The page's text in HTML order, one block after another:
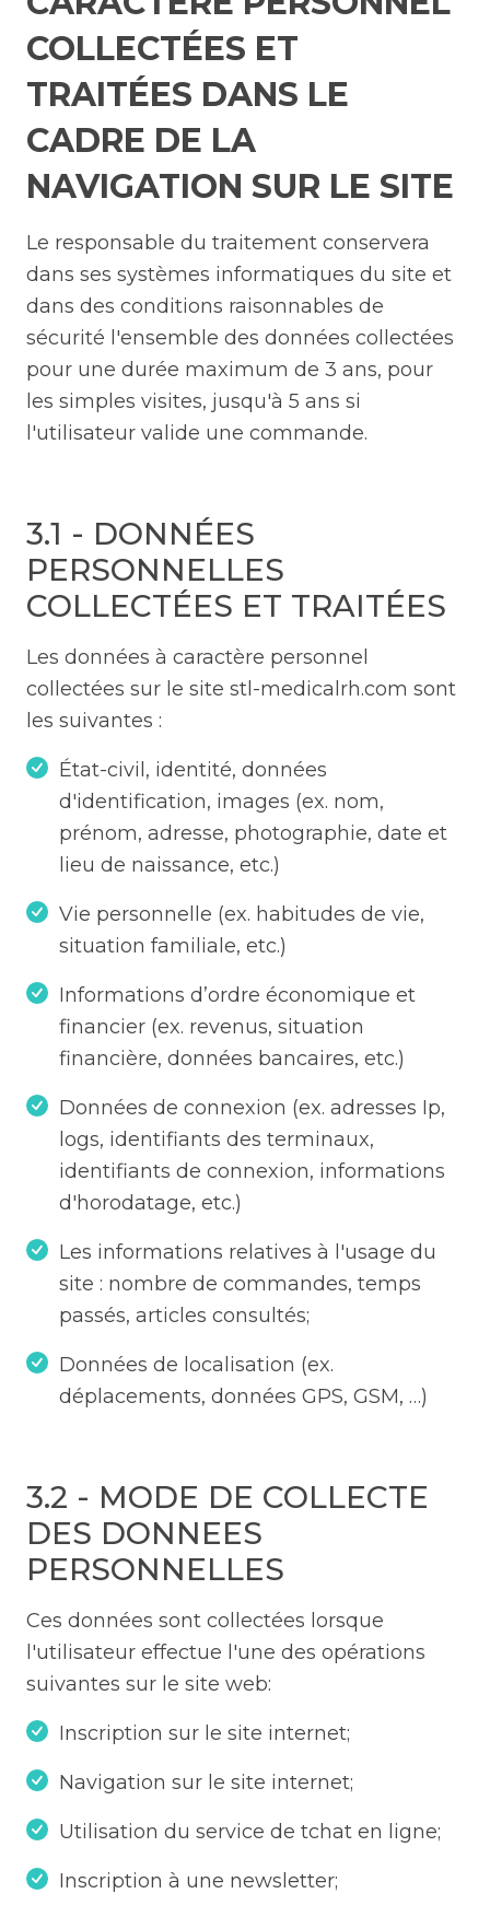
COLLECTÉES ET
TRAITÉES DANS LE
CADRE DE LA
NAVIGATION SUR LE SITE
Le responsable du traitement conservera
dans ses systèmes informatiques du site et
dans des conditions raisonnables de
sécurité l'ensemble des données collectées
pour une durée maximum de 3 ans, pour
les simples visites, jusqu'à 5 ans si
l'utilisateur valide une commande.
3.1 - DONNÉES
PERSONNELLES
COLLECTÉES ET TRAITÉES
Les données à caractère personnel
collectées sur le site stl-medicalrh.com sont
les suivantes :
État-civil, identité, données
d'identification, images (ex. nom,
prénom, adresse, photographie, date et
lieu de naissance, etc.)
Vie personnelle (ex. habitudes de vie,
situation familiale, etc.)
Informations d’ordre économique et
financier (ex. revenus, situation
financière, données bancaires, etc.)
Données de connexion (ex. adresses Ip,
logs, identifiants des terminaux,
identifiants de connexion, informations
d'horodatage, etc.)
Les informations relatives à l'usage du
site : nombre de commandes, temps
passés, articles consultés;
Données de localisation (ex.
déplacements, données GPS, GSM, …)
3.2 - MODE DE COLLECTE
DES DONNEES
PERSONNELLES
Ces données sont collectées lorsque
l'utilisateur effectue l'une des opérations
suivantes sur le site web:
Inscription sur le site internet;
Navigation sur le site internet;
Utilisation du service de tchat en ligne;
Inscription à une newsletter;